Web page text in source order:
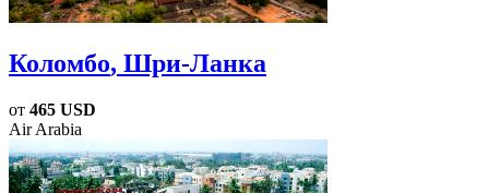
Коломбо, Шри-Ланка
от 465 USD
Air Arabia